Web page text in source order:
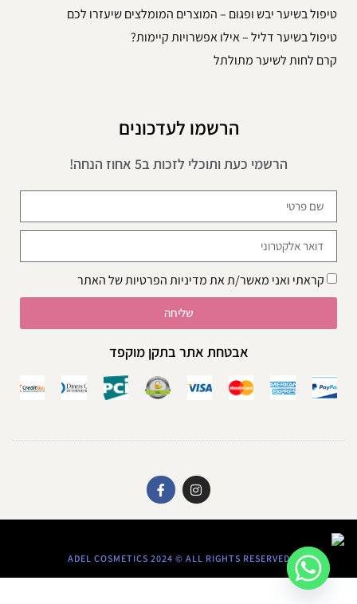
טיפול בשיער יבש ופגום – המוצרים המומלצים שיעזרו לכם
טיפול בשיער דליל – אילו אפשרויות קיימות?
קרם לחות לשיער מתולתל
הרשמו לעדכונים
הרשמי כעת ותוכלי לזכות ב5 אחוז הנחה!
קראתי ואני מאשר/ת אתמדיניות הפרטיותשל האתר
שליחה
אבטחת אתר בתקן מוקפד
ADEL COSMETICS 2024 © ALL RIGHTS RESERVED​